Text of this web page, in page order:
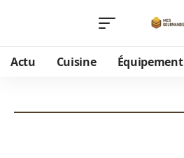
Actu Cuisine Équipement